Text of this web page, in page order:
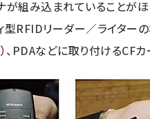
が組み込まれていることがほ
型RFIDリーダー／ライター
、PDAなどに取り付けるCF